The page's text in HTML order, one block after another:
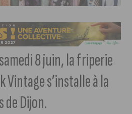
8 juin, la friperie
Vintage s’installe à la
de Dijon.